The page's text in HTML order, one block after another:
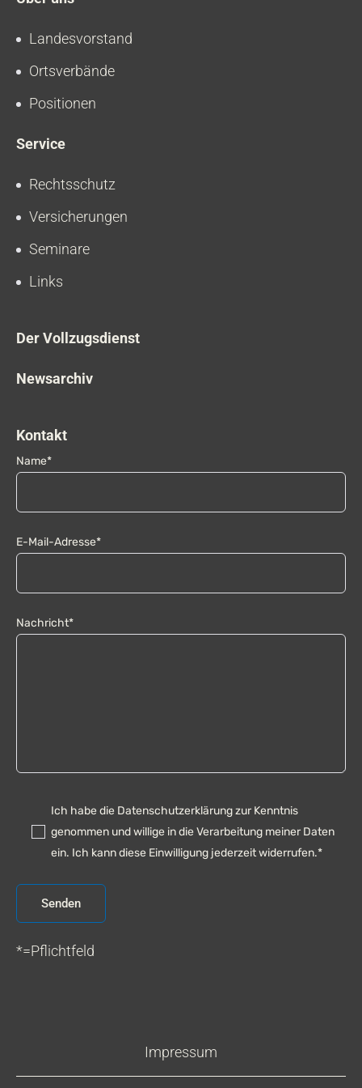
Landesvorstand
Ortsverbände
Positionen
Service
Rechtsschutz
Versicherungen
Seminare
Links
Der Vollzugsdienst
Newsarchiv
Kontakt
Name*
E-Mail-Adresse*
Nachricht*
Ich habe die Datenschutzerklärung zur Kenntnis
genommen und willige in die Verarbeitung meiner Daten
ein. Ich kann diese Einwilligung jederzeit widerrufen.*
*=Pflichtfeld
Impressum